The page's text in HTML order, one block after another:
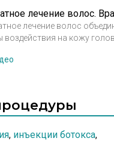
всех проявлений
кожи и овала
Ходова Олеся
позволяет эффективно
и складки кожи лица без
длительной
лечение волос
воздействия на кожу
, инъекции ботокса,